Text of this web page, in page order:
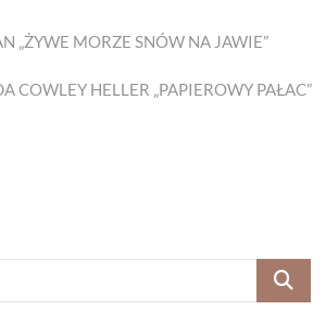
„ŻYWE MORZE SNÓW NA JAWIE”
COWLEY HELLER „PAPIEROWY PAŁAC”
SZUKAJ